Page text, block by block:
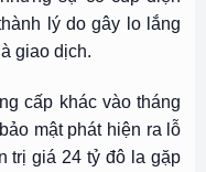
lý do gây lo lắng
giao dịch.
cấp khác vào tháng
mật phát hiện ra lỗ
trị giá 24 tỷ đô la gặp